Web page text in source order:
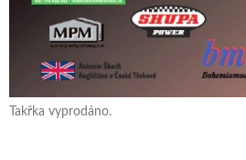
Takřka vyprodáno.